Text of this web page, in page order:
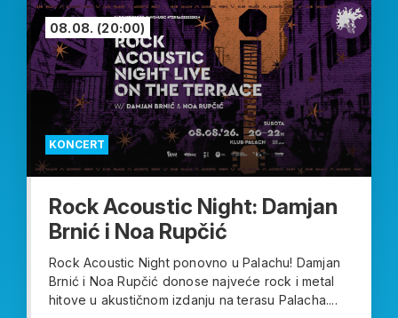
KONCERT
08.08. (20:00)
Rock Acoustic Night: Damjan
Brnić i Noa Rupčić
Rock Acoustic Night ponovno u Palachu! Damjan
Brnić i Noa Rupčić donose najveće rock i metal
hitove u akustičnom izdanju na terasu Palacha....